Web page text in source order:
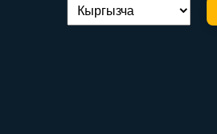
Тилди алмаштыруу: